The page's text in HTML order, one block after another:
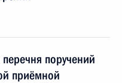
поручений
приёмной